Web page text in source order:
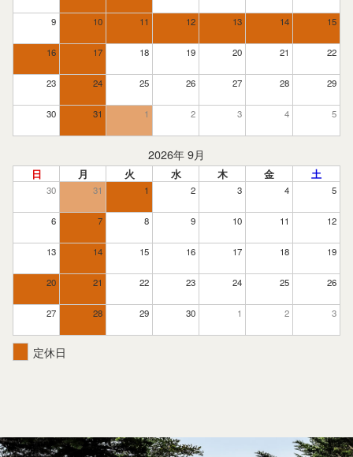
9 10 11 12 13 14 15
16 17 18 19 20 21 22
23 24 25 26 27 28 29
30 31 1 2 3 4 5
2026年 9月
日 月 火 水 木 金 土
30 31 1 2 3 4 5
6 7 8 9 10 11 12
13 14 15 16 17 18 19
20 21 22 23 24 25 26
27 28 29 30 1 2 3
定休日